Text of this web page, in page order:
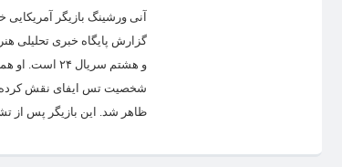
گزارش پایگاه خبری تحلیلی
و هشتم
ظاهر شد. این بازیگر پس از